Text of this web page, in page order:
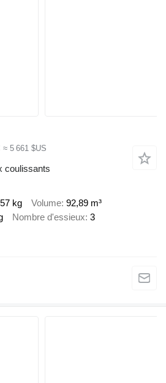
≈ 5 661 $US
coulissants
kg Volume 92,89 m³
Nombre d'essieux 3